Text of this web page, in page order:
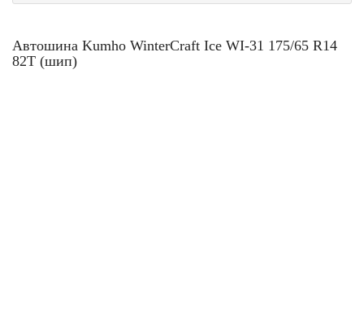
Автошина Kumho WinterCraft Ice WI-31 175/65 R14
82T (шип)